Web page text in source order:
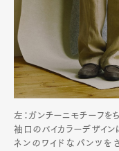
左：ガンチーニモチーフを
袖口のバイカラーデザイ
ネンのワイドなパンツを